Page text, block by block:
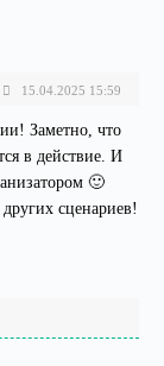
15.04.2025 15:59
Заметно, что
в действие. И
🙂
сценариев!